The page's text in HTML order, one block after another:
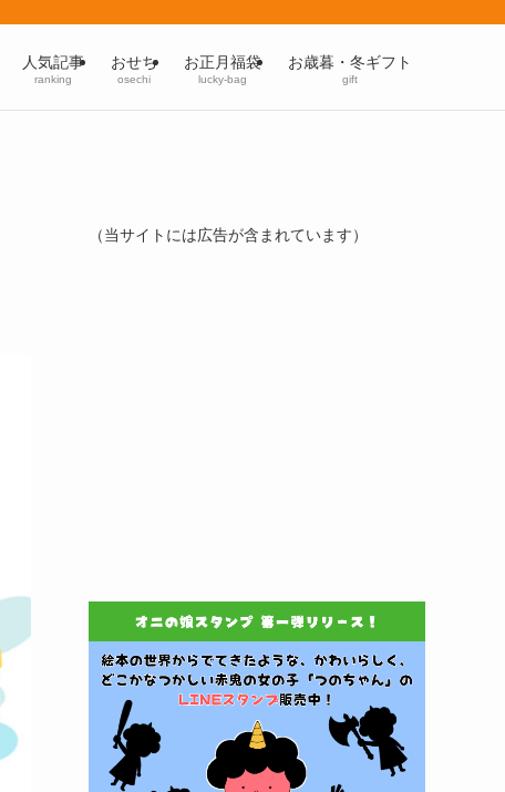
人気記事
ranking
おせち
osechi
お正月福袋
lucky-bag
お歳暮・冬ギフト
gift
（当サイトには広告が含まれています）